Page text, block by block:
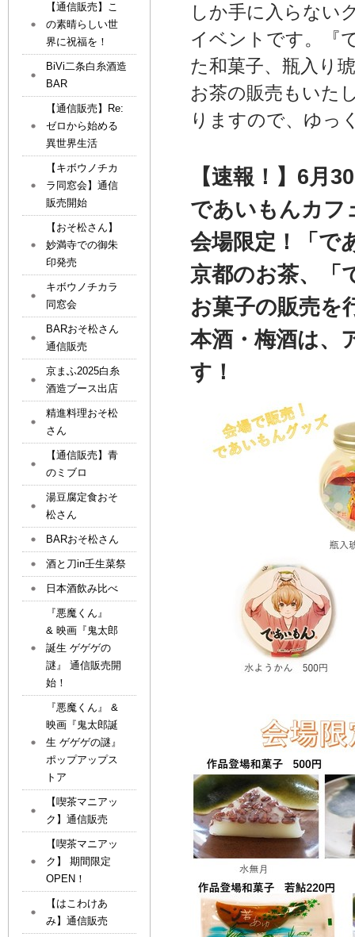
しか手に入らない
イベントです。『
た和菓子、瓶入り
お茶の販売もいた
りますので、ゆっ
【速報！】6月
であいもんカ
会場限定！「で
京都のお茶、「
お菓子の販売を
本酒・梅酒は、
す！
【通信販売】こ
の素晴らしい世
界に祝福を！
BiVi二条白糸酒造
BAR
【通信販売】Re:
ゼロから始める
異世界生活
【キボウノチカ
ラ同窓会】通信
販売開始
【おそ松さん】
妙満寺での御朱
印発売
キボウノチカラ
同窓会
BARおそ松さん
通信販売
京まふ2025白糸
酒造ブース出店
精進料理おそ松
さん
【通信販売】青
のミブロ
湯豆腐定食おそ
松さん
BARおそ松さん
酒と刀in壬生菜祭
日本酒飲み比べ
『悪魔くん』
& 映画『鬼太郎
誕生 ゲゲゲの
謎』 通信販売開
始！
『悪魔くん』 &
映画『鬼太郎誕
生 ゲゲゲの謎』
ポップアップス
トア
【喫茶マニアッ
ク】通信販売
【喫茶マニアッ
ク】 期間限定
OPEN！
【はこわけあ
み】通信販売